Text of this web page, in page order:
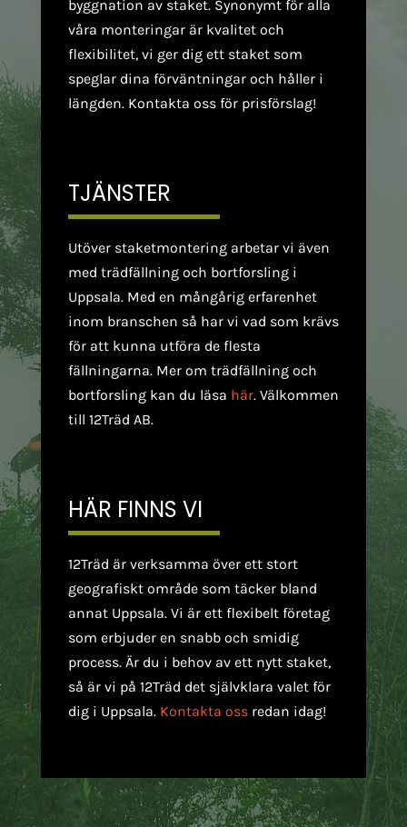
byggnation av staket. Synonymt för alla
våra monteringar är kvalitet och
flexibilitet, vi ger dig ett staket som
speglar dina förväntningar och håller i
längden. Kontakta oss för prisförslag!
TJÄNSTER
Utöver staketmontering arbetar vi även
med trädfällning och bortforsling i
Uppsala. Med en mångårig erfarenhet
inom branschen så har vi vad som krävs
för att kunna utföra de flesta
fällningarna. Mer om trädfällning och
bortforsling kan du läsa här. Välkommen
till 12Träd AB.
HÄR FINNS VI
12Träd är verksamma över ett stort
geografiskt område som täcker bland
annat Uppsala. Vi är ett flexibelt företag
som erbjuder en snabb och smidig
process. Är du i behov av ett nytt staket,
så är vi på 12Träd det självklara valet för
dig i Uppsala. Kontakta ossredan idag!